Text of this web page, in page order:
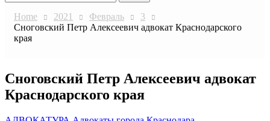
Home 2021 Февраль
3
Сноговский Петр Алексеевич адвокат Краснодарского
края
Сноговский Петр Алексеевич адвокат
Краснодарского края